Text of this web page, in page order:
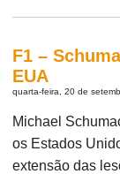
F1 –
EUA
quarta-feira, 20 de
Michael
os Estados
extensão das